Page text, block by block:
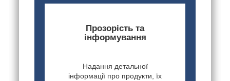
Прозорість та
інформування
Надання детальної
інформації про продукти, їх